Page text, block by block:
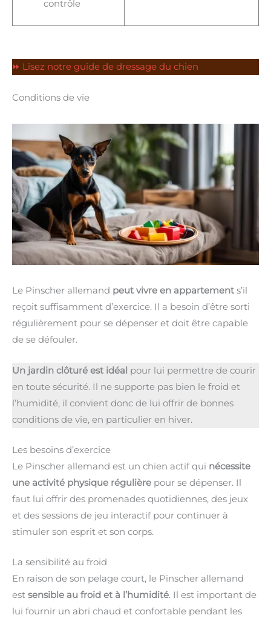
contrôle
⏩ Lisez notre guide de dressage du chien
Conditions de vie
Le Pinscher allemand peut vivre en appartement s’il
reçoit suffisamment d’exercice. Il a besoin d’être sorti
régulièrement pour se dépenser et doit être capable
de se défouler.
Un jardin clôturé est idéal pour lui permettre de courir
en toute sécurité. Il ne supporte pas bien le froid et
l’humidité, il convient donc de lui offrir de bonnes
conditions de vie, en particulier en hiver.
Les besoins d’exercice
Le Pinscher allemand est un chien actif qui nécessite
une activité physique régulière pour se dépenser. Il
faut lui offrir des promenades quotidiennes, des jeux
et des sessions de jeu interactif pour continuer à
stimuler son esprit et son corps.
La sensibilité au froid
En raison de son pelage court, le Pinscher allemand
est sensible au froid et à l’humidité. Il est important de
lui fournir un abri chaud et confortable pendant les